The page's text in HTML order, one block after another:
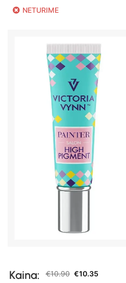
NETURIME
Kaina: €10.90 €10.35